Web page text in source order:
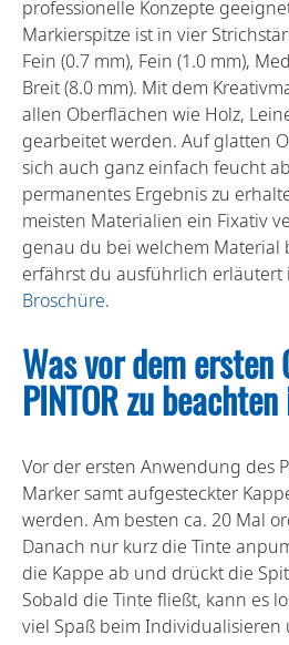
professionelle Konzepte
Markierspitze ist in vier
Fein (0.7 mm), Fein (1.0 mm),
Breit (8.0 mm). Mit dem
allen Oberflächen wie Holz,
gearbeitet werden. Auf glatten
sich auch ganz einfach feucht
permanentes Ergebnis zu
meisten Materialien ein Fixativ
genau du bei welchem Material
erfährst du ausführlich erläutert
Broschüre.
Was vor dem ersten
PINTOR zu
Vor der ersten Anwendung des
Marker samt aufgesteckter
werden. Am besten ca. 20 Mal
Danach nur kurz die Tinte
die Kappe ab und drückt die
Sobald die Tinte fließt, kann es
viel Spaß beim